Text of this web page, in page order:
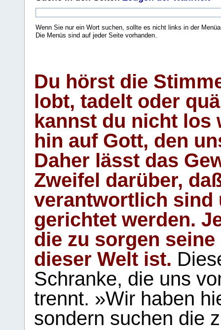
Wenn Sie nur ein Wort suchen, sollte es nicht links in der
Die Menüs sind auf jeder Seite vorhanden.
Du hörst die
lobt, tadelt oder
kannst du nicht los
hin auf Gott, den
Daher lässt das
Zweifel darüber,
verantwortlich sind
gerichtet werden.
die zu sorgen
dieser Welt ist.
Schranke, die uns
trennt. »Wir haben
sondern suchen die